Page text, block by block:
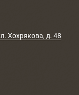
Хохрякова, д. 48